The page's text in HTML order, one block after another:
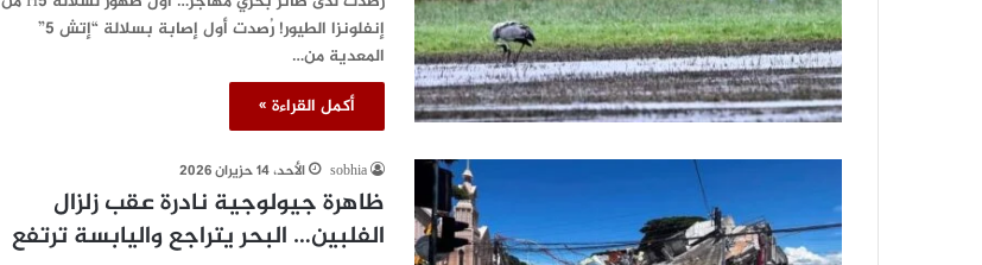
إنفلونزا الطيور! رُصدت أول إصابة بسلالة “إتش 5”
المعدية من…
أكمل القراءة »
sobhia الأحد، 14 حزيران 2026
ظاهرة جيولوجية نادرة عقب زلزال
الفلبين… البحر يتراجع واليابسة ترتفع